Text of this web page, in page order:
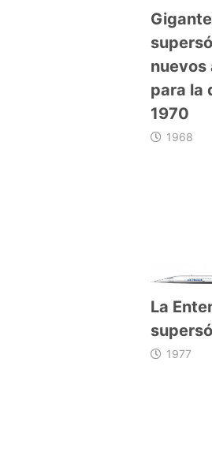
nuevos
para la
1970
1968
La
1977